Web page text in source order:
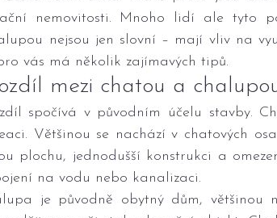
nemovitosti. Mnoho lidí ale tyto
nejsou jen slovní – mají vliv na
vás má několik zajímavých tipů.
mezi chatou a
spočívá v původním účelu stavby.
Většinou se nachází v chatových
plochu, jednodušší konstrukci a
na vodu nebo kanalizaci.
je původně obytný dům, většinou